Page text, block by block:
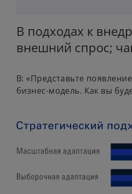
В подходах к
внешний спрос;
В: «Представьте
бизнес-модель. Как вы